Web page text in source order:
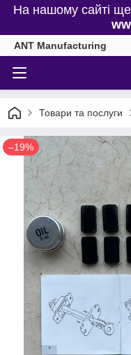
На нашому сайті ще
ANT Manufacturing
Товари та послуги
–19%